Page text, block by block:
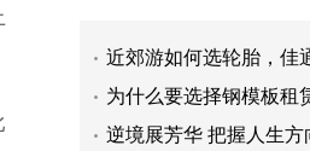
近郊游如何选轮胎，佳
为什么要选择钢模板租
逆境展芳华 把握人生方